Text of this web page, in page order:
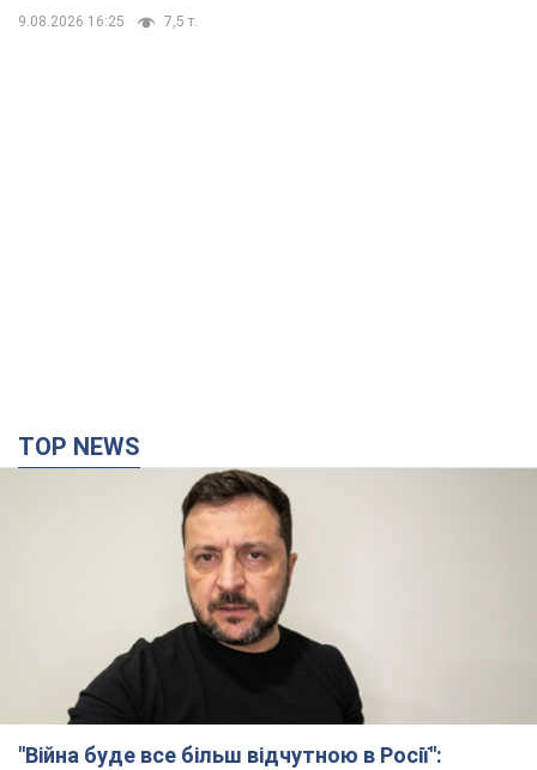
9.08.2026 16:25 7,5 т.
TOP NEWS
"Війна буде все більш відчутною в Росії":